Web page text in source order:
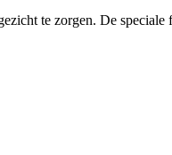
te zorgen. De